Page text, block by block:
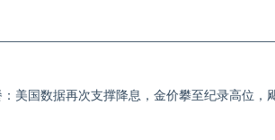
：美国数据再次支撑降息，金价攀至纪录高位，